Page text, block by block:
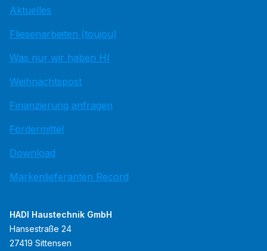
Aktuelles
Fliesenarbeiten (toujou)
Was nur wir haben HI
Weihnachtspost
Finanzierung anfragen
Fördermittel
Download
Markenlieferanten Record
HADI Haustechnik GmbH
Hansestraße 24
27419 Sittensen